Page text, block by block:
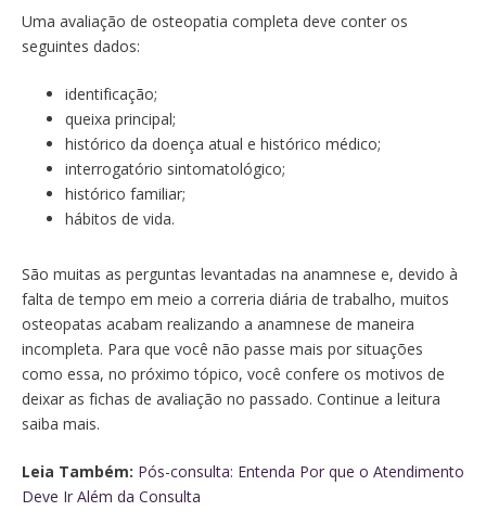
Uma avaliação de osteopatia completa deve conter os
seguintes dados:
identificação;
queixa principal;
histórico da doença atual e histórico médico;
interrogatório sintomatológico;
histórico familiar;
hábitos de vida.
São muitas as perguntas levantadas na anamnese e, devido à
falta de tempo em meio a correria diária de trabalho, muitos
osteopatas acabam realizando a anamnese de maneira
incompleta. Para que você não passe mais por situações
como essa, no próximo tópico, você confere os motivos de
deixar as fichas de avaliação no passado. Continue a leitura
saiba mais.
Leia Também: Pós-consulta: Entenda Por que o Atendimento
Deve Ir Além da Consulta